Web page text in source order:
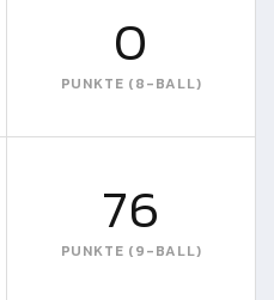
0
PUNKTE (8-BALL)
76
PUNKTE (9-BALL)